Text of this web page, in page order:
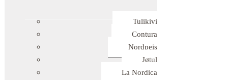
Tulikivi
Contura
Nordpeis
Jøtul
La Nordica